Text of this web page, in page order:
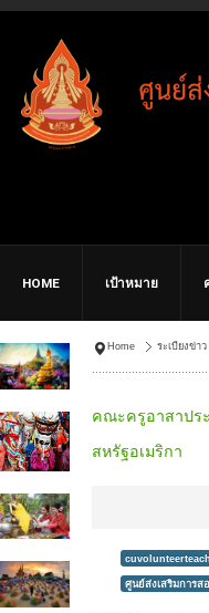
HOME เป้าหมาย
Home ระเบียงข่าว
คณะครูอาสาปร
สหรัฐอเมริกา
ศูนย์ส่งเสริมการส